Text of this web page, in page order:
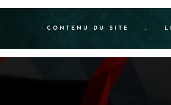
CONTENU DU SITE .